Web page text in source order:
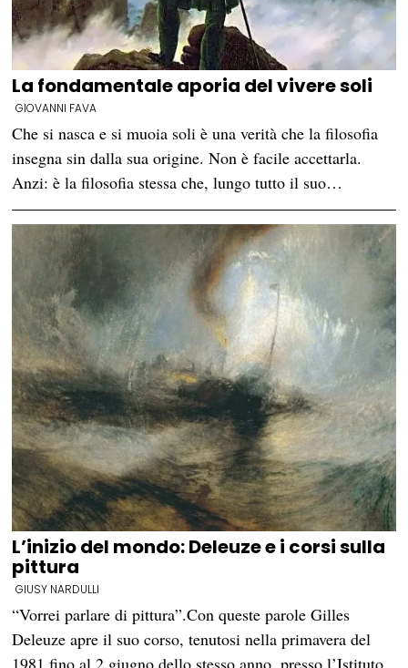
La fondamentale aporia del vivere soli
GIOVANNI FAVA
Che si nasca e si muoia soli è una verità che la filosofia
insegna sin dalla sua origine. Non è facile accettarla.
Anzi: è la filosofia stessa che, lungo tutto il suo…
L’inizio del mondo: Deleuze e i corsi sulla
pittura
GIUSY NARDULLI
“Vorrei parlare di pittura”.Con queste parole Gilles
Deleuze apre il suo corso, tenutosi nella primavera del
1981 fino al 2 giugno dello stesso anno, presso l’Istituto